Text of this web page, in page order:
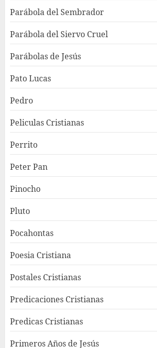
Parábola del Sembrador
Parábola del Siervo Cruel
Parábolas de Jesús
Pato Lucas
Pedro
Peliculas Cristianas
Perrito
Peter Pan
Pinocho
Pluto
Pocahontas
Poesia Cristiana
Postales Cristianas
Predicaciones Cristianas
Predicas Cristianas
Primeros Años de Jesús